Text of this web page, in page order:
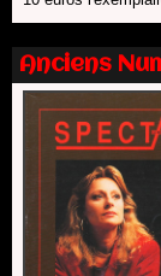
SACD
13/06/2026
Nomination de
direction du
Dispositif
18/03/2026
Anciens